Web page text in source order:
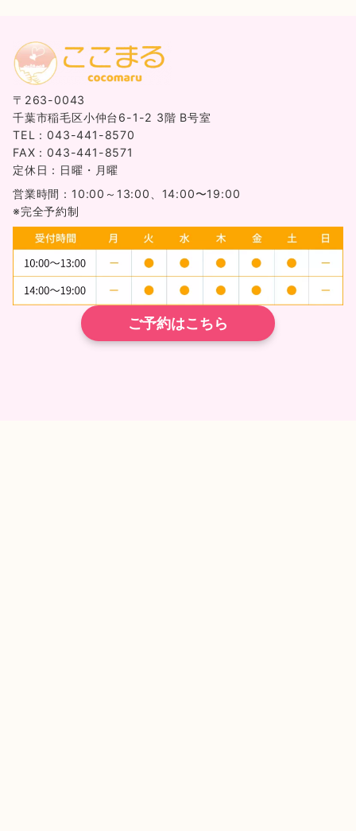
〒263-0043
千葉市稲毛区小仲台6-1-2 3階 B号室
TEL：043-441-8570
FAX：043-441-8571
定休日：日曜・月曜
営業時間：10:00～13:00、14:00〜19:00
※完全予約制
ご予約はこちら